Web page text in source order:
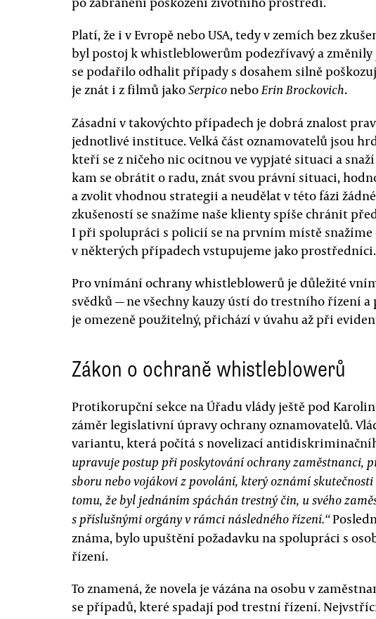
Platí, že i v Evropě nebo USA, tedy v zemích bez
byl postoj k whistleblowerům podezřívavý a změnily
se podařilo odhalit případy s dosahem silně
je znát i z filmů jakoSerpiconeboErin Brockovich.
Zásadní v takovýchto případech je dobrá znalost
jednotlivé instituce. Velká část oznamovatelů jsou
kteří se z ničeho nic ocitnou ve vypjaté situaci a
kam se obrátit o radu, znát svou právní situaci,
a zvolit vhodnou strategii a neudělat v této fázi
zkušeností se snažíme naše klienty spíše chránit
I při spolupráci s policií se na prvním místě snažíme
v některých případech vstupujeme jako
Pro vnímání ochrany whistleblowerů je důležité
svědků — ne všechny kauzy ústí do trestního řízení
je omezeně použitelný, přichází v úvahu až při
Zákon o ochraně whistleblowerů
Protikorupční sekce na Úřadu vlády ještě pod
záměr legislativní úpravy ochrany oznamovatelů.
variantu, která počítá s novelizací
upravuje postup při poskytování ochrany zaměstnanci,
sboru nebo vojákovi z povolání, který oznámí
tomu, že byl jednáním spáchán trestný čin, u svého
s příslušnými orgány v rámci následného řízení.“
známa, bylo upuštění požadavku na spolupráci s
řízení.
To znamená, že novela je vázána na osobu v
se případů, které spadají pod trestní řízení.